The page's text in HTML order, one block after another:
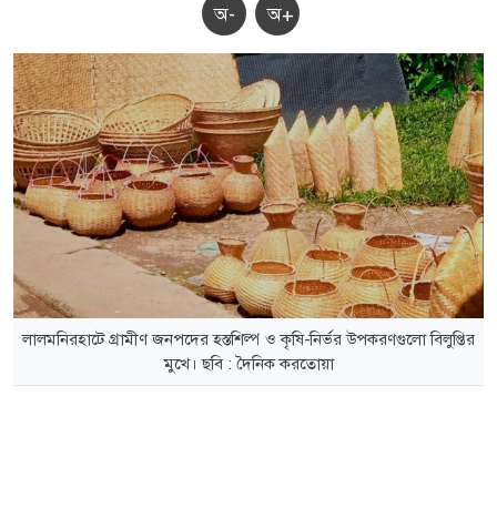
অ- অ+
লালমনিরহাটে গ্রামীণ জনপদের হস্তশিল্প ও কৃষি-নির্ভর উপকরণগুলো বিলুপ্তির
মুখে। ছবি : দৈনিক করতোয়া